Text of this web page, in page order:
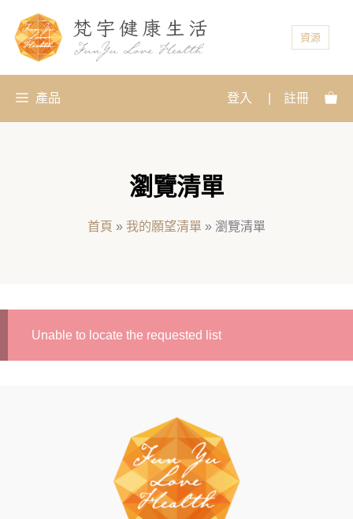
資源
產品 登入 註冊
瀏覽清單
首頁 » 我的願望清單 » 瀏覽清單
Unable to locate the requested list